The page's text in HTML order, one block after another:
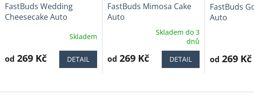
FastBuds Wedding
Cheesecake Auto
produktu
5
Skladem
od 269 Kč DETAIL
FastBuds Mimosa Cake
Auto
produktu
5
Skladem do 3
dnů
od 269 Kč DETAIL
FastBuds
Auto
produktu
5
od 269 Kč